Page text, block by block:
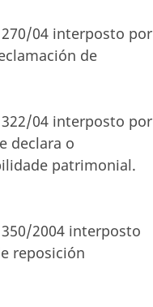
270/04 interposto por
de
322/04 interposto por
declara o
patrimonial.
2004 interposto
reposición